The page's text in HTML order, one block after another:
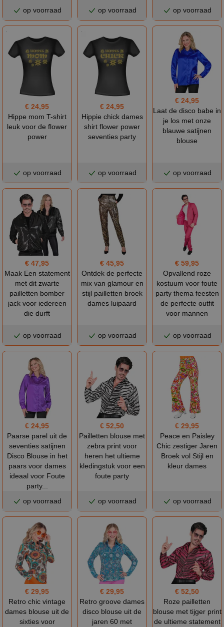
op voorraad op voorraad op voorraad
€ 24,95
Hippe mom T-shirt
leuk voor de flower
power
op voorraad
€ 24,95
Hippie chick dames
shirt flower power
seventies party
op voorraad
€ 24,95
Laat de disco babe in
je los met onze
blauwe satijnen
blouse
op voorraad
€ 47,95
Maak Een statement
met dit zwarte
pailletten bomber
jack voor iedereen
die durft
op voorraad
€ 45,95
Ontdek de perfecte
mix van glamour en
stijl pailletten broek
dames luipaard
op voorraad
€ 59,95
Opvallend roze
kostuum voor foute
party thema feesten
de perfecte outfit
voor mannen
op voorraad
€ 24,95
Paarse parel uit de
seventies satijnen
Disco Blouse in het
paars voor dames
ideaal voor Foute
party...
op voorraad
€ 52,50
Pailletten blouse met
zebra print voor
heren het ultieme
kledingstuk voor een
foute party
op voorraad
€ 29,95
Peace en Paisley
Chic zestiger Jaren
Broek vol Stijl en
kleur dames
op voorraad
€ 29,95
Retro chic vintage
dames blouse uit de
sixties voor
€ 29,95
Retro groove dames
disco blouse uit de
jaren 60 met
€ 52,50
Roze pailletten
blouse met tijger print
de ultieme statement